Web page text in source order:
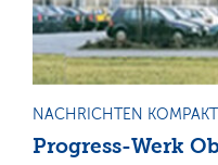
NACHRICHTEN KOMPAKT
Progress-Werk